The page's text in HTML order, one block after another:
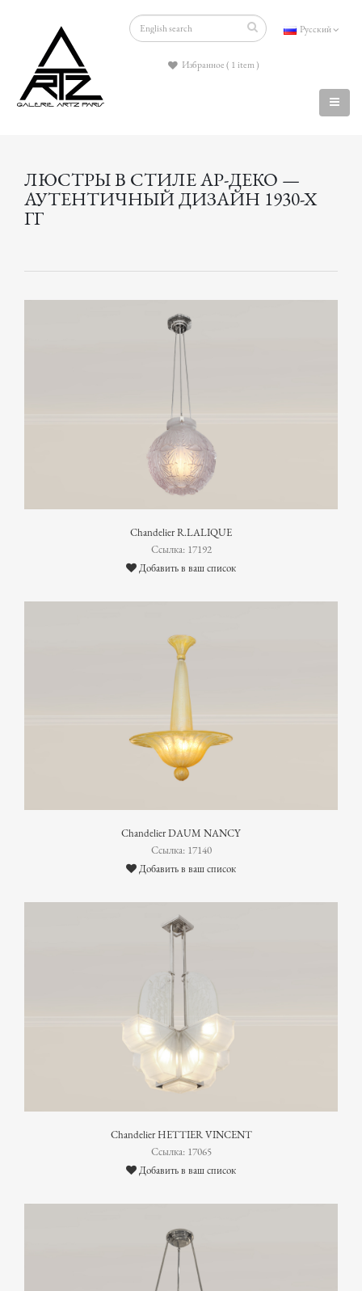
Русский
Избранное ( 1 item )
ЛЮСТРЫ В СТИЛЕ АР-ДЕКО —
АУТЕНТИЧНЫЙ ДИЗАЙН 1930-Х
ГГ
Chandelier R.LALIQUE
Ссылка: 17192
Добавить в ваш список
Chandelier DAUM NANCY
Ссылка: 17140
Добавить в ваш список
Chandelier HETTIER VINCENT
Ссылка: 17065
Добавить в ваш список